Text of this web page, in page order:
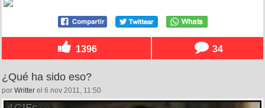
1396 34
¿Qué ha sido eso?
por Writter el 6 nov 2011, 11:50